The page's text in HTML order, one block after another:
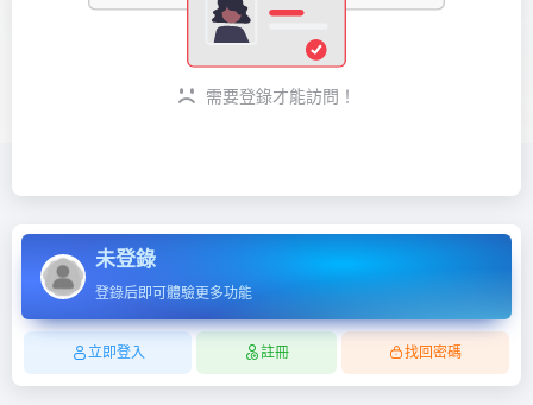
需要登錄才能訪問！
未登錄
登錄后即可體驗更多功能
立即登入 註冊 找回密碼